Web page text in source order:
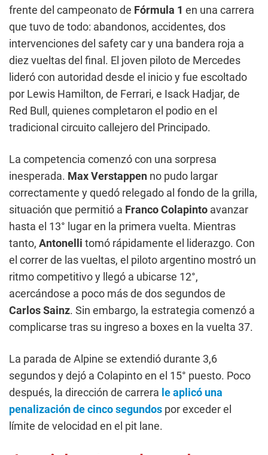
frente del campeonato de Fórmula 1 en una carrera
que tuvo de todo: abandonos, accidentes, dos
intervenciones del safety car y una bandera roja a
diez vueltas del final. El joven piloto de Mercedes
lideró con autoridad desde el inicio y fue escoltado
por Lewis Hamilton, de Ferrari, e Isack Hadjar, de
Red Bull, quienes completaron el podio en el
tradicional circuito callejero del Principado.
La competencia comenzó con una sorpresa
inesperada. Max Verstappen no pudo largar
correctamente y quedó relegado al fondo de la grilla,
situación que permitió a Franco Colapinto avanzar
hasta el 13° lugar en la primera vuelta. Mientras
tanto, Antonelli tomó rápidamente el liderazgo. Con
el correr de las vueltas, el piloto argentino mostró un
ritmo competitivo y llegó a ubicarse 12°,
acercándose a poco más de dos segundos de
Carlos Sainz. Sin embargo, la estrategia comenzó a
complicarse tras su ingreso a boxes en la vuelta 37.
La parada de Alpine se extendió durante 3,6
segundos y dejó a Colapinto en el 15° puesto. Poco
después, la dirección de carrera le aplicó una
penalización de cinco segundos por exceder el
límite de velocidad en el pit lane.